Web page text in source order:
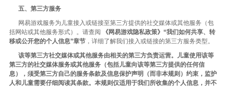
五、第三方服务
网易游戏服务为儿童接入或链接至第三方提供的社交媒体或其他服务（包
括网站或其他服务形式）。请查阅
《网易游戏隐私政策》“我们如何共享、转
移或公开您的个人信息”章节 ，详细了解我们接入或链接的第三方服务类型。
该等第三方社交媒体或其他服务由相关的第三方负责运营。儿童使用该等
第三方的社交媒体服务或其他服务（包括儿童向该等第三方提供的任何信
息），须受第三方自己的服务条款及信息保护声明（而非本规则）约束，监护
人和儿童需要仔细阅读其条款。本规则仅适用于我们所收集的个人信息，并不